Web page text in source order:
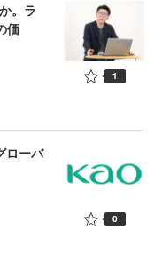
。ラ
価
1
ローバ
0